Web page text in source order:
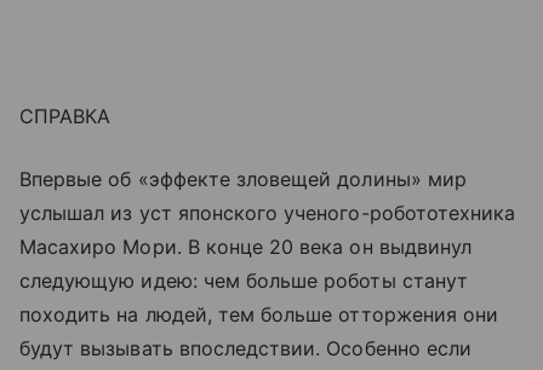
СПРАВКА
Впервые об «эффекте зловещей долины» мир
услышал из уст японского ученого-робототехника
Масахиро Мори. В конце 20 века он выдвинул
следующую идею: чем больше роботы станут
походить на людей, тем больше отторжения они
будут вызывать впоследствии. Особенно если